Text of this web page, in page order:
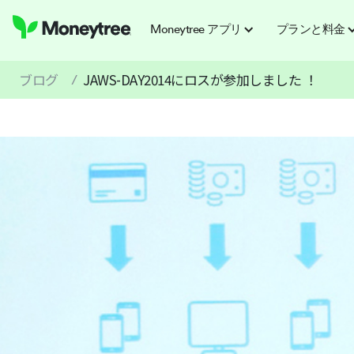
Moneytree アプリ プランと料金
ブログ / JAWS-DAY2014にロスが参加しました ！